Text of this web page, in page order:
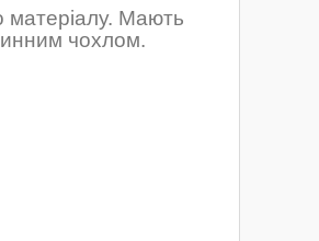
матеріалу. Мають
чохлом.